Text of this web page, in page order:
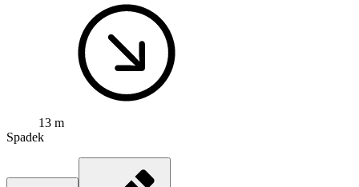
13 m
Spadek